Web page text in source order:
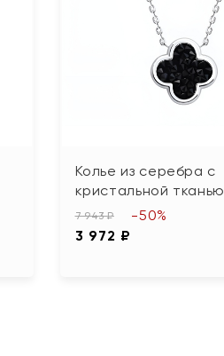
Колье из серебра с
кристальной тканью
7 943 ₽
3 972 ₽
-50%